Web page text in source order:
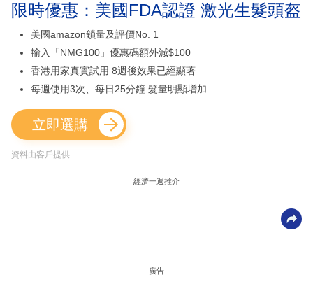
限時優惠：美國FDA認證 激光生髮頭盔
美國amazon鎖量及評價No. 1
輸入「NMG100」優惠碼額外減$100
香港用家真實試用 8週後效果已經顯著
每週使用3次、每日25分鐘 髮量明顯增加
立即選購
資料由客戶提供
經濟一週推介
廣告